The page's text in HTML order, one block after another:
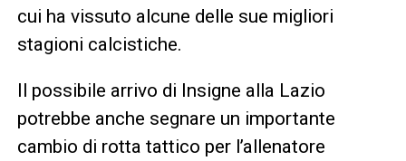
cui ha vissuto alcune delle sue migliori
stagioni calcistiche.
Il possibile arrivo di Insigne alla Lazio
potrebbe anche segnare un importante
cambio di rotta tattico per l’allenatore